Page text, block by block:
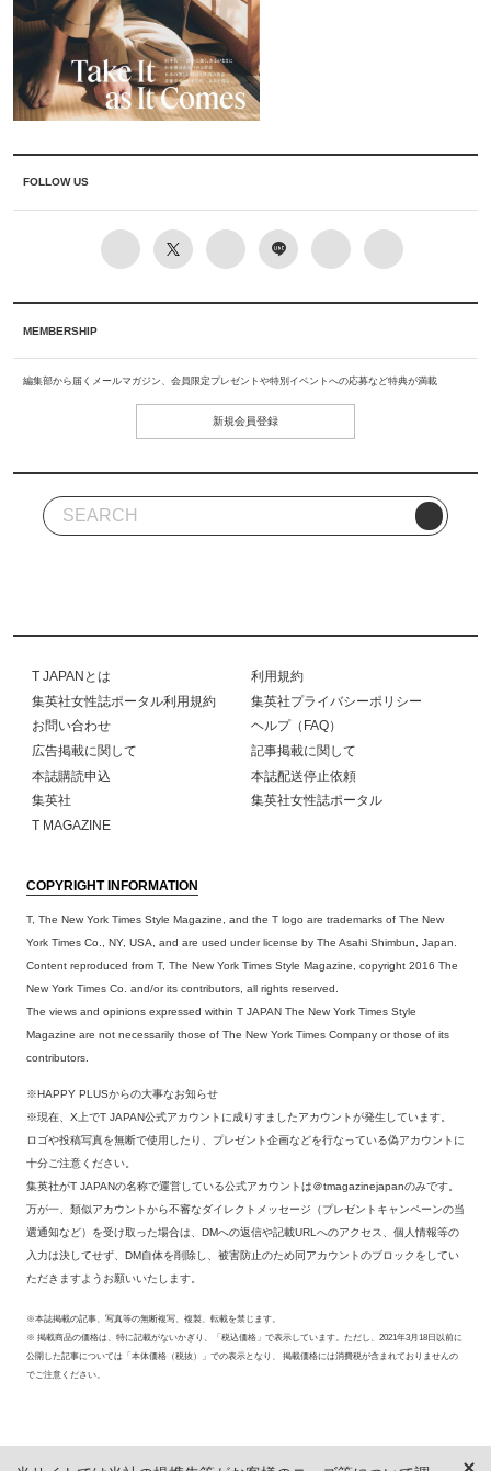
FOLLOW US
MEMBERSHIP
編集部から届くメールマガジン、会員限定プレゼントや特別イベントへの応募など特典が満載
新規会員登録
T JAPANとは
利用規約
集英社女性誌ポータル利用規約
集英社プライバシーポリシー
お問い合わせ
ヘルプ（FAQ）
広告掲載に関して
記事掲載に関して
本誌購読申込
本誌配送停止依頼
集英社
集英社女性誌ポータル
T MAGAZINE
COPYRIGHT INFORMATION
T, The New York Times Style Magazine, and the T logo are trademarks of The New
York Times Co., NY, USA, and are used under license by The Asahi Shimbun, Japan.
Content reproduced from T, The New York Times Style Magazine, copyright 2016 The
New York Times Co. and/or its contributors, all rights reserved.
The views and opinions expressed within T JAPAN The New York Times Style
Magazine are not necessarily those of The New York Times Company or those of its
contributors.
※HAPPY PLUSからの大事なお知らせ
※現在、X上でT JAPAN公式アカウントに成りすましたアカウントが発生しています。
ロゴや投稿写真を無断で使用したり、プレゼント企画などを行なっている偽アカウントに
十分ご注意ください。
集英社がT JAPANの名称で運営している公式アカウントは＠tmagazinejapanのみです。
万が一、類似アカウントから不審なダイレクトメッセージ（プレゼントキャンペーンの当
選通知など）を受け取った場合は、DMへの返信や記載URLへのアクセス、個人情報等の
入力は決してせず、DM自体を削除し、被害防止のため同アカウントのブロックをしてい
ただきますようお願いいたします。
※本誌掲載の記事、写真等の無断複写、複製、転載を禁じます。
※ 掲載商品の価格は、特に記載がないかぎり、「税込価格」で表示しています。ただし、2021年3月18日以前に
公開した記事については「本体価格（税抜）」での表示となり、 掲載価格には消費税が含まれておりませんの
でご注意ください。